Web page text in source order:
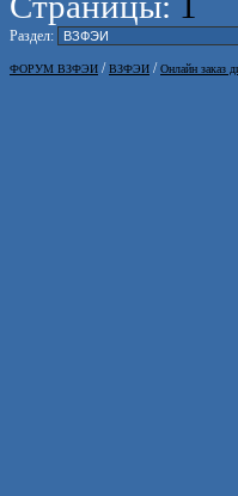
Раздел:
ФОРУМ ВЗФЭИ /ВЗФЭИ /Онлайн заказ